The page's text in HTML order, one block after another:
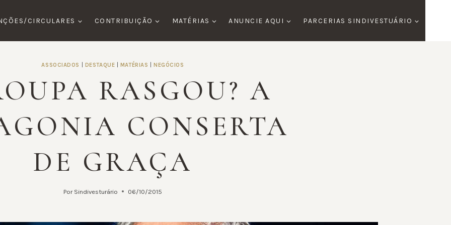
CIRCULARES CONTRIBUIÇÃO MATÉRIAS ANUNCIE AQUI PARCERIAS SINDIVESTUÁRIO
ASSOCIADOS DESTAQUE MATÉRIAS NEGÓCIOS
RASGOU? A
CONSERTA
DE GRAÇA
Por Sindivesturário 06/10/2015